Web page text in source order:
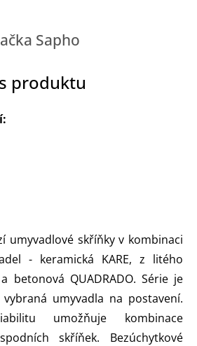
Sapho
produktu
umyvadlové skříňky v kombinaci
- keramická KARE, z litého
betonová QUADRADO. Série je
umyvadla na postavení.
umožňuje kombinace
skříňek. Bezúchytkové